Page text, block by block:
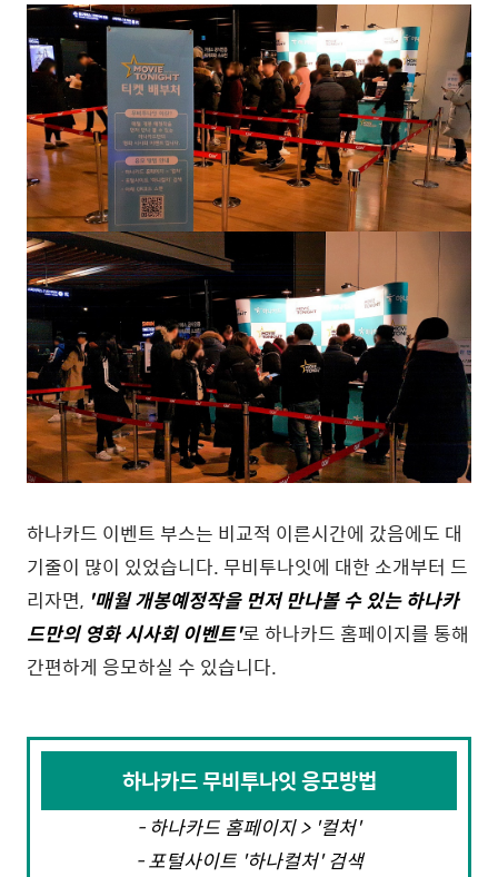
하나카드 이벤트 부스는 비교적 이른시간에 갔음에도 대
기줄이 많이 있었습니다. 무비투나잇에 대한 소개부터 드
리자면, '매월 개봉예정작을 먼저 만나볼 수 있는 하나카
드만의 영화 시사회 이벤트'로 하나카드 홈페이지를 통해
간편하게 응모하실 수 있습니다.
하나카드 무비투나잇 응모방법
- 하나카드 홈페이지 > '컬처'
- 포털사이트 '하나컬처' 검색